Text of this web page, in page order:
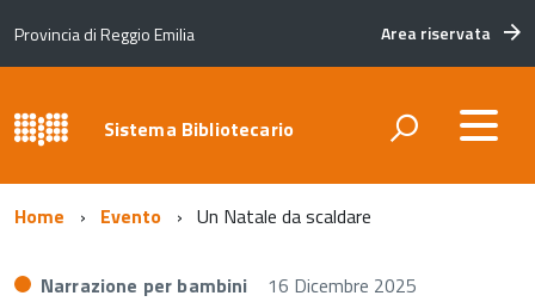
Provincia di Reggio Emilia Area riservata
Sistema Bibliotecario
Home Evento Un Natale da scaldare
Narrazione per bambini 16 Dicembre 2025